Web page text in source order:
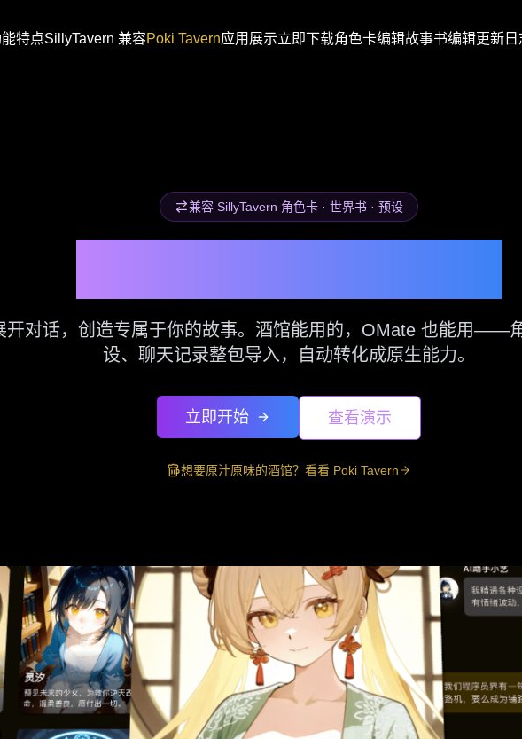
特点SillyTavern 兼容Poki Tavern应用展示立即下载角色卡编辑故事书编辑更新日
兼容 SillyTavern 角色卡 · 世界书 · 预设
开对话，创造专属于你的故事。酒馆能用的，OMate 也能用——
设、聊天记录整包导入，自动转化成原生能力。
立即开始 查看演示
想要原汁原味的酒馆？看看 Poki Tavern